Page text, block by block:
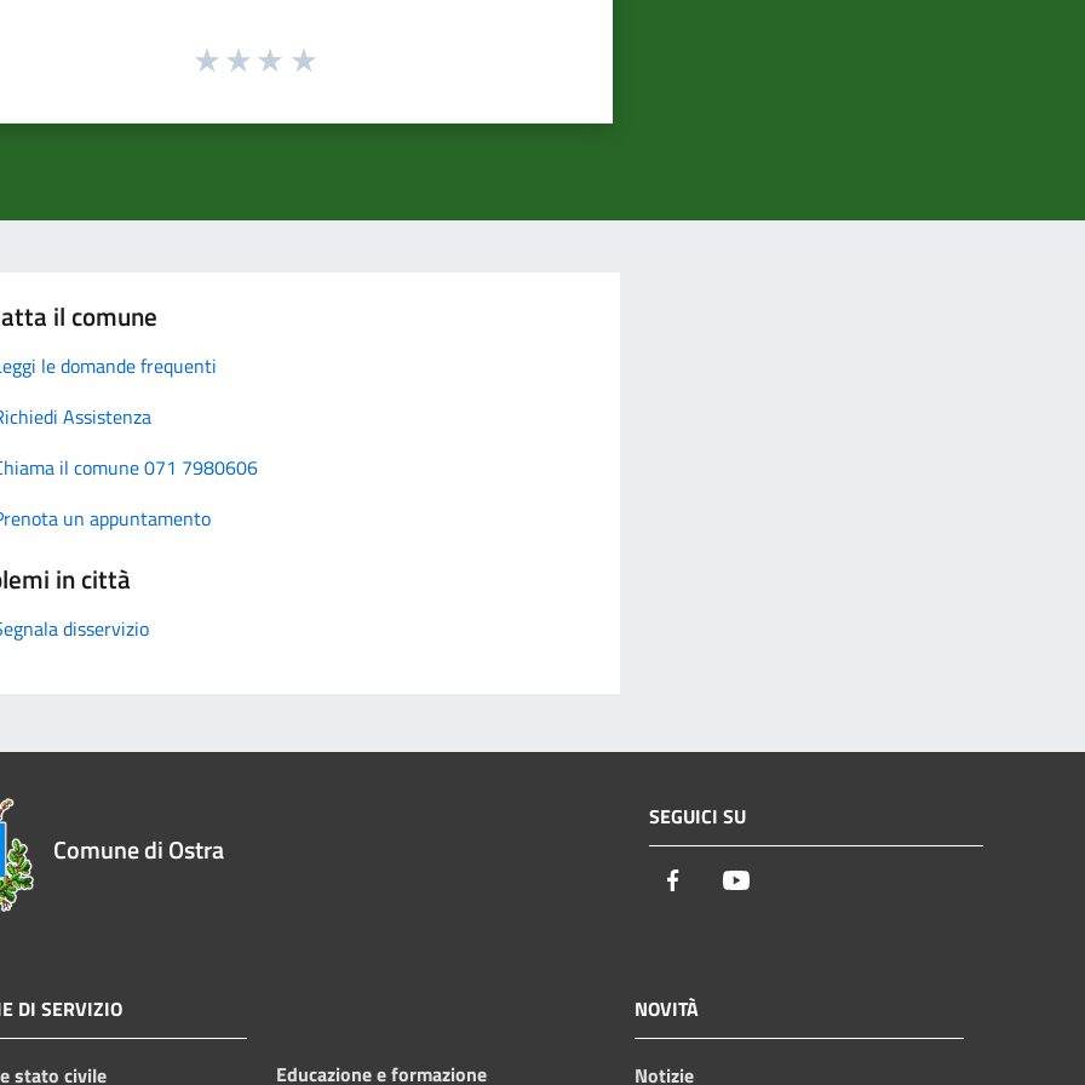
il comune
le domande frequenti
Assistenza
il comune 071 7980606
un appuntamento
in città
disservizio
Comune di Ostra
SEGUICI SU
Facebook
DI SERVIZIO
stato civile Educazione e formazione
NOVITÀ
Notizie